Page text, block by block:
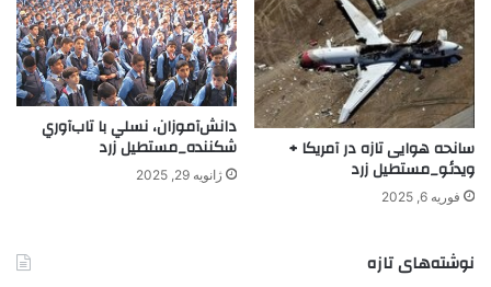
سانحه هوایی تازه در آمریکا +
ویدئو_مستطیل زرد
فوریه 6, 2025
دانش‌آموزان، نسلي با تاب‌آوري
شكننده_مستطیل زرد
ژانویه 29, 2025
نوشته‌های تازه